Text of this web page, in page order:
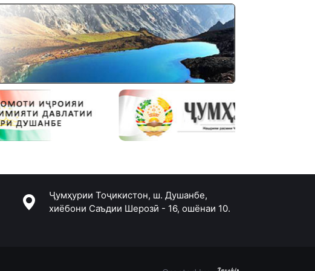
Ҷумҳурии Тоҷикистон, ш. Душанбе,
хиёбони Саъдии Шерозӣ - 16, ошёнаи 10.